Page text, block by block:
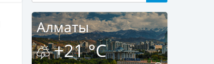
Алматы
+21 °C